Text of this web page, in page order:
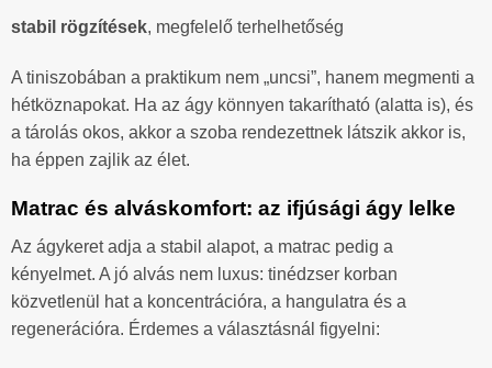
stabil rögzítések, megfelelő terhelhetőség
A tiniszobában a praktikum nem „uncsi”, hanem megmenti a
hétköznapokat. Ha az ágy könnyen takarítható (alatta is), és
a tárolás okos, akkor a szoba rendezettnek látszik akkor is,
ha éppen zajlik az élet.
Matrac és alváskomfort: az ifjúsági ágy lelke
Az ágykeret adja a stabil alapot, a matrac pedig a
kényelmet. A jó alvás nem luxus: tinédzser korban
közvetlenül hat a koncentrációra, a hangulatra és a
regenerációra. Érdemes a választásnál figyelni: